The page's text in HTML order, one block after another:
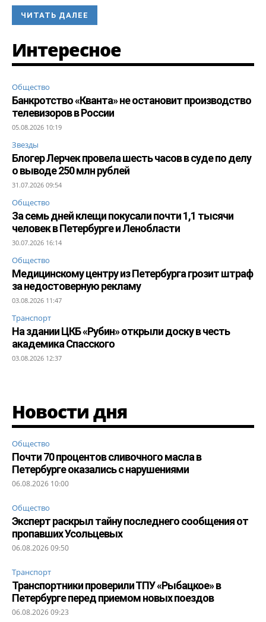
ЧИТАТЬ ДАЛЕЕ
Интересное
Общество
Банкротство «Кванта» не остановит производство
телевизоров в России
05.08.2026 10:19
Звезды
Блогер Лерчек провела шесть часов в суде по делу
о выводе 250 млн рублей
31.07.2026 09:54
Общество
За семь дней клещи покусали почти 1,1 тысячи
человек в Петербурге и Ленобласти
30.07.2026 16:14
Общество
Медицинскому центру из Петербурга грозит штраф
за недостоверную рекламу
03.08.2026 11:47
Транспорт
На здании ЦКБ «Рубин» открыли доску в честь
академика Спасского
03.08.2026 12:37
Новости дня
Общество
Почти 70 процентов сливочного масла в
Петербурге оказались с нарушениями
06.08.2026 10:00
Общество
Эксперт раскрыл тайну последнего сообщения от
пропавших Усольцевых
06.08.2026 09:50
Транспорт
Транспортники проверили ТПУ «Рыбацкое» в
Петербурге перед приемом новых поездов
06.08.2026 09:23